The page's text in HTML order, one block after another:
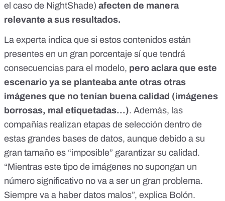
el caso de NightShade) afecten de manera
relevante a sus resultados.
La experta indica que si estos contenidos están
presentes en un gran porcentaje sí que tendrá
consecuencias para el modelo, pero aclara que este
escenario ya se planteaba ante otras otras
imágenes que no tenían buena calidad (imágenes
borrosas, mal etiquetadas…). Además, las
compañías realizan etapas de selección dentro de
estas grandes bases de datos, aunque debido a su
gran tamaño es “imposible” garantizar su calidad.
“Mientras este tipo de imágenes no supongan un
número significativo no va a ser un gran problema.
Siempre va a haber datos malos”, explica Bolón.